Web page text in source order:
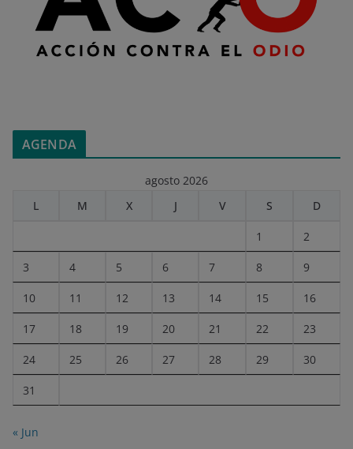
AGENDA
agosto 2026
L
M X J V S D
1 2
3 4 5 6 7 8 9
10 11 12 13 14 15 16
17 18 19 20 21 22 23
24 25 26 27 28 29 30
31
« Jun